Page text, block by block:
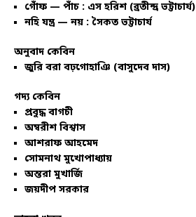
গোঁফ — পাঁচ : এস হরিশ (ব্রতীন্দ্র ভট্টাচার্য)
নহি যন্ত্র — নয় : সৈকত ভট্টাচার্য
অনুবাদ কেবিন
জুরি বরা বঢ়গোহাঞি (বাসুদেব দাস)
গদ্য কেবিন
প্রবুদ্ধ বাগচী
অম্বরীশ বিশ্বাস
আশরাফ আহমেদ
সোমনাথ মুখোপাধ্যায়
অন্তরা মুখার্জি
জয়দীপ সরকার